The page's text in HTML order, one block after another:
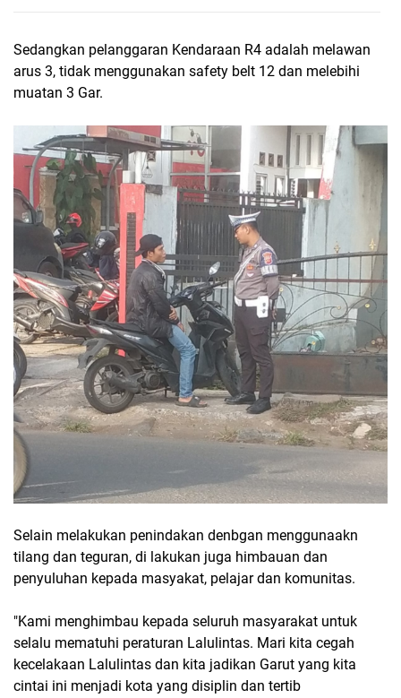
Sedangkan pelanggaran Kendaraan R4 adalah melawan
arus 3, tidak menggunakan safety belt 12 dan melebihi
muatan 3 Gar.
Selain melakukan penindakan denbgan menggunaakn
tilang dan teguran, di lakukan juga himbauan dan
penyuluhan kepada masyakat, pelajar dan komunitas.
"Kami menghimbau kepada seluruh masyarakat untuk
selalu mematuhi peraturan Lalulintas. Mari kita cegah
kecelakaan Lalulintas dan kita jadikan Garut yang kita
cintai ini menjadi kota yang disiplin dan tertib